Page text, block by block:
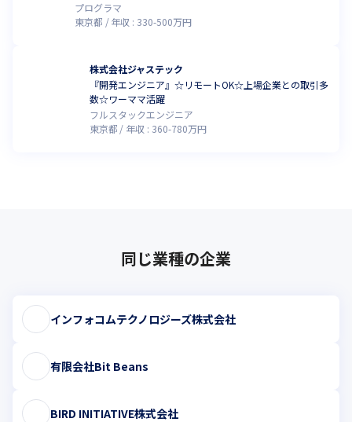
プログラマ
東京都
年収 : 330-500万円
株式会社ジャステック
『開発エンジニア』☆リモートOK☆上場企業との取引多
数☆ワーママ活躍
フルスタックエンジニア
東京都
年収 : 360-780万円
同じ業種の企業
インフォコムテクノロジーズ株式会社
有限会社Bit Beans
BIRD INITIATIVE株式会社